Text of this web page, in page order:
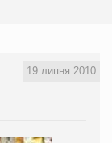
19 липня 2010